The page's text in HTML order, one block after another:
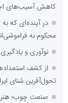
کاهش آسیب‌های
در آینده‌ای که
محکوم به
نوآوری و
از کشف
تحول‌آفرین شنای
صنعت چوب؛ هنر،